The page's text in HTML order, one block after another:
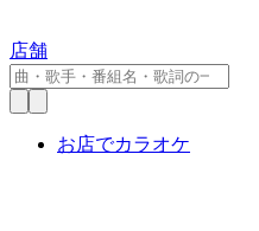
店舗
お店でカラオケ